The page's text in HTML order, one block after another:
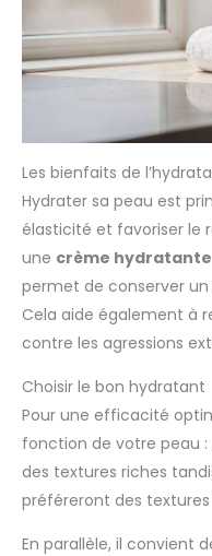
Les bienfaits de
Hydrater sa peau est
élasticité et favoriser le
une crème hydratante
permet de conserver
Cela aide également à
contre les agressions
Choisir le bon hydratant
Pour une efficacité
fonction de votre peau
des textures riches
préféreront des
En parallèle, il convient